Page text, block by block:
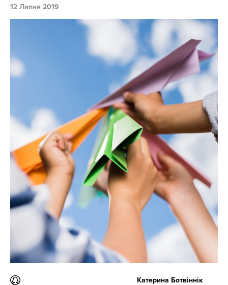
12 Липня 2019
Катерина Ботвіннік